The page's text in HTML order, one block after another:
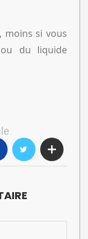
moins si vous
du liquide